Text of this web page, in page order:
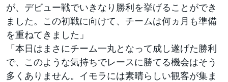
が、デビュー戦でいきなり勝利を挙げることができ
ました。この初戦に向けて、チームは何ヵ月も準備
を重ねてきました」
「本日はまさにチーム一丸となって成し遂げた勝利
で、このような気持ちでレースに勝てる機会はそう
多くありません。イモラには素晴らしい観客が集ま